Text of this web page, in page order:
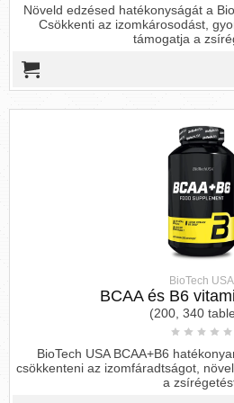
javításában. [2]
tanulmány kimutatta,
aminosavak hatékonyak
megőrzésében,
sportolók zsírégetését. [3]
3. Fokozza a sport-
Akár alkalmi vagy
aminosavak feltétlenül
következő szintre kívánja
esszenciális aminosavakat -
és az izoleucin - gyakran
helyreállításának
megelőzésére és a fáradtság
edzés utáni étkezés részeként.
elágazó láncú
csökkentette az
Növeld edzésed hatékonyságát a
Csökkenti az izomkárosodást,
támogatja a
BioTech USA
BCAA és B6
(200, 340
BioTech USA BCAA+B6
csökkenteni az izomfáradtságot,
a